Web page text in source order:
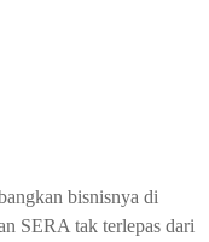
bisnisnya di
SERA tak terlepas dari